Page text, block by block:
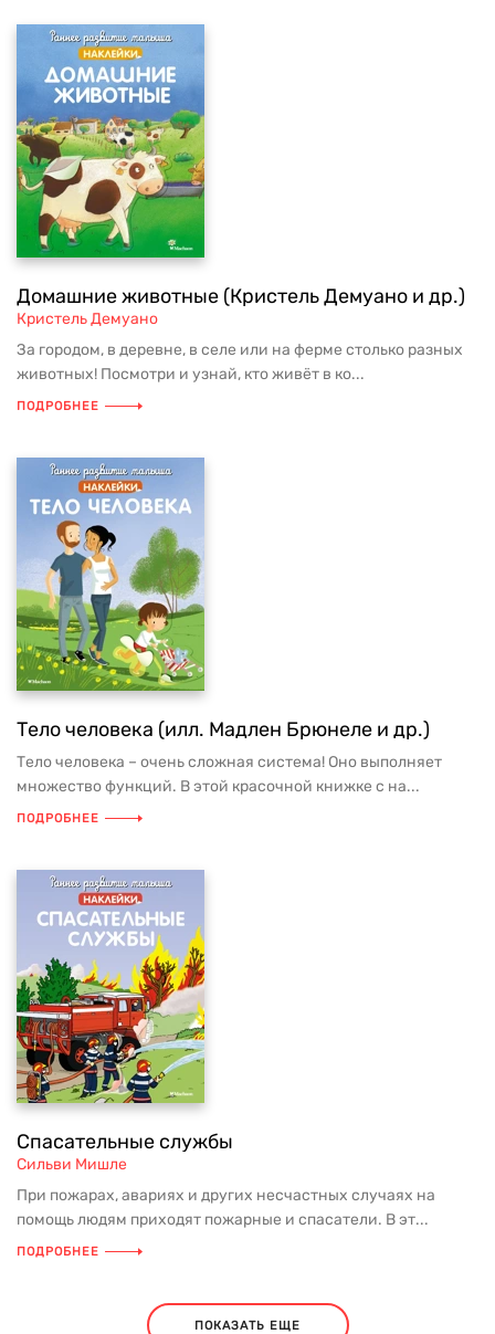
Домашние животные (Кристель Демуано и др.)
Кристель Демуано
За городом, в деревне, в селе или на ферме столько разных
животных! Посмотри и узнай, кто живёт в ко...
ПОДРОБНЕЕ
Тело человека (илл. Мадлен Брюнеле и др.)
Тело человека – очень сложная система! Оно выполняет
множество функций. В этой красочной книжке с на...
ПОДРОБНЕЕ
Спасательные службы
Сильви Мишле
При пожарах, авариях и других несчастных случаях на
помощь людям приходят пожарные и спасатели. В эт...
ПОДРОБНЕЕ
ПОКАЗАТЬ ЕЩЕ